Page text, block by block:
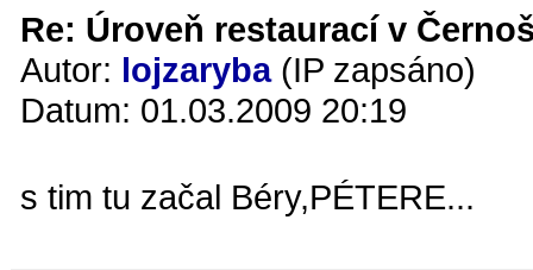
Re: Úroveň restaurací v
Autor: lojzaryba(IP zapsáno)
Datum: 01.03.2009 20:19
s tim tu začal Béry,PÉTERE...